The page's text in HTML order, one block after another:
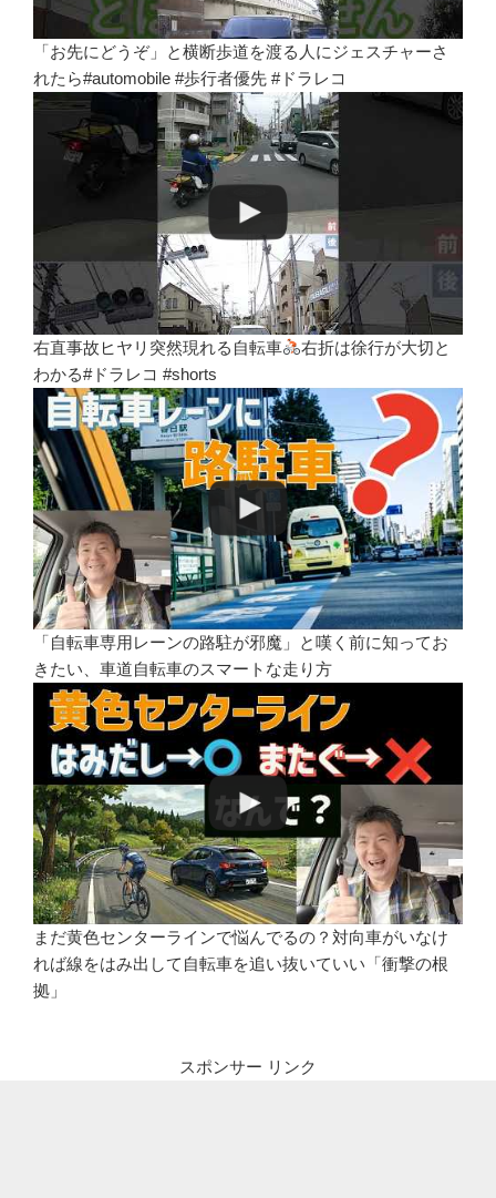
「お先にどうぞ」と横断歩道を渡る人にジェスチャーさ
れたら#automobile #歩行者優先 #ドラレコ
右直事故ヒヤリ突然現れる自転車
右折は徐行が大切と
わかる#ドラレコ #shorts
「自転車専用レーンの路駐が邪魔」と嘆く前に知ってお
きたい、車道自転車のスマートな走り方
まだ黄色センターラインで悩んでるの？対向車がいなけ
れば線をはみ出して自転車を追い抜いていい「衝撃の根
拠」
スポンサー リンク